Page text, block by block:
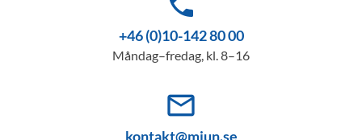
+46 (0)10-142 80 00
Måndag–fredag, kl. 8–16
mail_outline
kontakt@miun.se